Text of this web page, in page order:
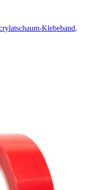
Klebeband,